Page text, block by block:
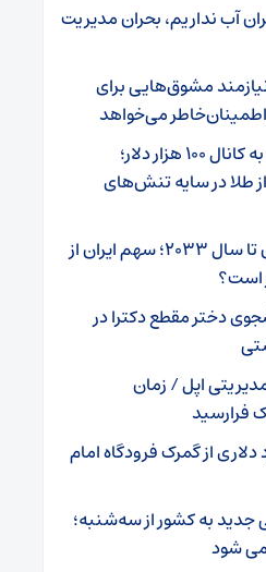
آب نداریم، بحران مدیریت
مشوق‌هایی برای
می‌خواهد
بازگشت بیت‌کوین به کانال ۱۰۰ هزار دلار؛
طلا در سایه تنش‌های
چشم انداز مبلمان تا سال ۲۰۳۳؛ سهم ایران از
است؟
دختر مقطع دکترا در
اپل / زمان
فرارسید
میلیارد دلاری از گمرک فرودگاه امام
جدید به کشور از سه‌شنبه؛
شود